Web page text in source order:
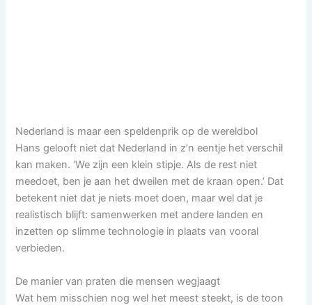
Nederland is maar een speldenprik op de wereldbol
Hans gelooft niet dat Nederland in z’n eentje het verschil
kan maken. ‘We zijn een klein stipje. Als de rest niet
meedoet, ben je aan het dweilen met de kraan open.’ Dat
betekent niet dat je niets moet doen, maar wel dat je
realistisch blijft: samenwerken met andere landen en
inzetten op slimme technologie in plaats van vooral
verbieden.
De manier van praten die mensen wegjaagt
Wat hem misschien nog wel het meest steekt, is de toon